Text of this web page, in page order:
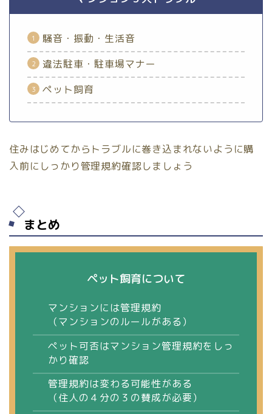
騒音・振動・生活音
違法駐車・駐車場マナー
ペット飼育
住みはじめてからトラブルに巻き込まれないように購
入前にしっかり管理規約確認しましょう
まとめ
ペット飼育について
マンションには管理規約
（マンションのルールがある）
ペット可否はマンション管理規約をしっ
かり確認
管理規約は変わる可能性がある
（住人の４分の３の賛成が必要）